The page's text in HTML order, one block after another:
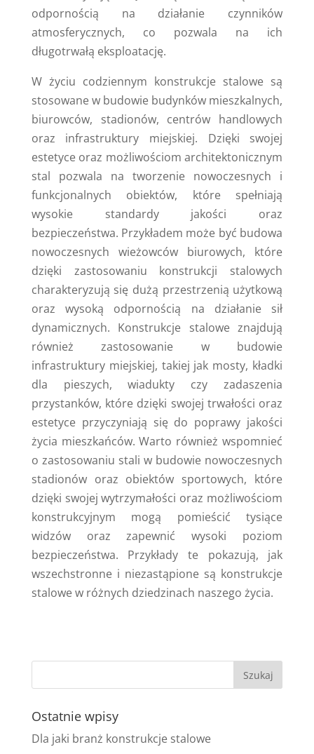
odpornością na działanie czynników
atmosferycznych, co pozwala na ich
długotrwałą eksploatację.
W życiu codziennym konstrukcje stalowe są
stosowane w budowie budynków mieszkalnych,
biurowców, stadionów, centrów handlowych
oraz infrastruktury miejskiej. Dzięki swojej
estetyce oraz możliwościom architektonicznym
stal pozwala na tworzenie nowoczesnych i
funkcjonalnych obiektów, które spełniają
wysokie standardy jakości oraz
bezpieczeństwa. Przykładem może być budowa
nowoczesnych wieżowców biurowych, które
dzięki zastosowaniu konstrukcji stalowych
charakteryzują się dużą przestrzenią użytkową
oraz wysoką odpornością na działanie sił
dynamicznych. Konstrukcje stalowe znajdują
również zastosowanie w budowie
infrastruktury miejskiej, takiej jak mosty, kładki
dla pieszych, wiadukty czy zadaszenia
przystanków, które dzięki swojej trwałości oraz
estetyce przyczyniają się do poprawy jakości
życia mieszkańców. Warto również wspomnieć
o zastosowaniu stali w budowie nowoczesnych
stadionów oraz obiektów sportowych, które
dzięki swojej wytrzymałości oraz możliwościom
konstrukcyjnym mogą pomieścić tysiące
widzów oraz zapewnić wysoki poziom
bezpieczeństwa. Przykłady te pokazują, jak
wszechstronne i niezastąpione są konstrukcje
stalowe w różnych dziedzinach naszego życia.
Ostatnie wpisy
Dla jaki branż konstrukcje stalowe